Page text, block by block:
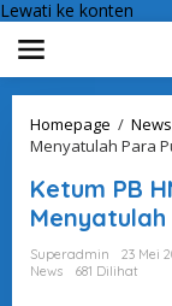
Lewati ke konten
Homepage / News
Menyatulah Para
Ketum PB
Superadmin
23 Mei
News
681 Dilihat